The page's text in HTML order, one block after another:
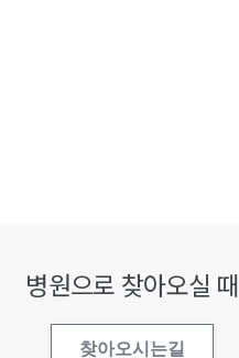
병원으로 찾아오실 때
찾아오시는길